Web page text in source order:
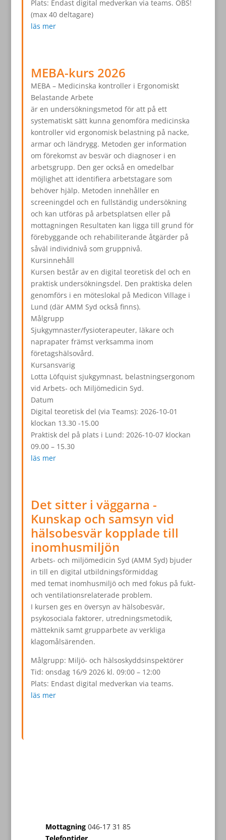
Plats: Endast digital medverkan via teams. OBS!
(max 40 deltagare)
läs mer
MEBA-kurs 2026
MEBA – Medicinska kontroller i Ergonomiskt
Belastande Arbete
är en undersökningsmetod för att på ett
systematiskt sätt kunna genomföra medicinska
kontroller vid ergonomisk belastning på nacke,
armar och ländrygg. Metoden ger information
om förekomst av besvär och diagnoser i en
arbetsgrupp. Den ger också en omedelbar
möjlighet att identifiera arbetstagare som
behöver hjälp. Metoden innehåller en
screeningdel och en fullständig undersökning
och kan utföras på arbetsplatsen eller på
mottagningen Resultaten kan ligga till grund för
förebyggande och rehabiliterande åtgärder på
såväl individnivå som gruppnivå.
Kursinnehåll
Kursen består av en digital teoretisk del och en
praktisk undersökningsdel. Den praktiska delen
genomförs i en möteslokal på Medicon Village i
Lund (där AMM Syd också finns).
Målgrupp
Sjukgymnaster/fysioterapeuter, läkare och
naprapater främst verksamma inom
företagshälsovård.
Kursansvarig
Lotta Löfquist sjukgymnast, belastningsergonom
vid Arbets- och Miljömedicin Syd.
Datum
Digital teoretisk del (via Teams): 2026-10-01
klockan 13.30 -15.00
Praktisk del på plats i Lund: 2026-10-07 klockan
09.00 – 15.30
läs mer
Det sitter i väggarna -
Kunskap och samsyn vid
hälsobesvär kopplade till
inomhusmiljön
Arbets- och miljömedicin Syd (AMM Syd) bjuder
in till en digital utbildningsförmiddag
med temat inomhusmiljö och med fokus på fukt-
och ventilationsrelaterade problem.
I kursen ges en översyn av hälsobesvär,
psykosociala faktorer, utredningsmetodik,
mätteknik samt grupparbete av verkliga
klagomålsärenden.
Målgrupp: Miljö- och hälsoskyddsinspektörer
Tid: onsdag 16/9 2026 kl. 09:00 – 12:00
Plats: Endast digital medverkan via teams.
läs mer
Mottagning 046-17 31 85